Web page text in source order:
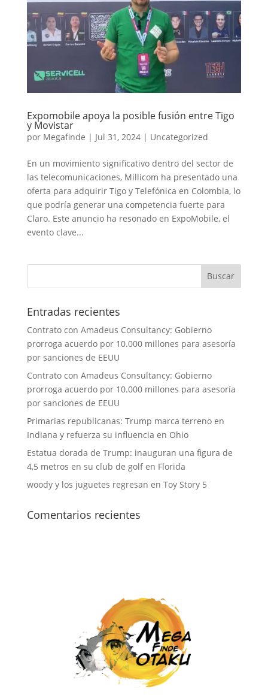
Expomobile apoya la posible fusión entre Tigo
y Movistar
por Megafinde | Jul 31, 2024| Uncategorized
En un movimiento significativo dentro del sector de
las telecomunicaciones, Millicom ha presentado una
oferta para adquirir Tigo y Telefónica en Colombia, lo
que podría generar una competencia fuerte para
Claro. Este anuncio ha resonado en ExpoMobile, el
evento clave...
Entradas recientes
Contrato con Amadeus Consultancy: Gobierno
prorroga acuerdo por 10.000 millones para asesoría
por sanciones de EEUU
Contrato con Amadeus Consultancy: Gobierno
prorroga acuerdo por 10.000 millones para asesoría
por sanciones de EEUU
Primarias republicanas: Trump marca terreno en
Indiana y refuerza su influencia en Ohio
Estatua dorada de Trump: inauguran una figura de
4,5 metros en su club de golf en Florida
woody y los juguetes regresan en Toy Story 5
Comentarios recientes